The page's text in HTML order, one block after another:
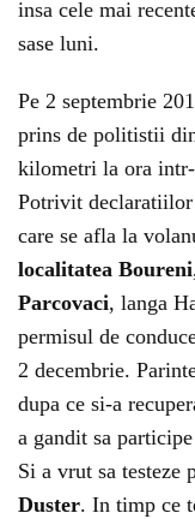
insa cele mai
sase luni.
Pe 2 septembrie
prins de politistii
kilometri la ora
Potrivit
care se afla la
localitatea Boureni
Parcovaci, langa
permisul de
2 decembrie.
dupa ce si-a
a gandit sa
Si a vrut sa testeze
Duster. In timp ce